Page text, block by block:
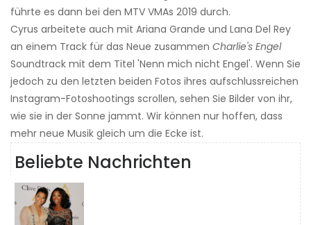
führte es dann bei den MTV VMAs 2019 durch.
Cyrus arbeitete auch mit Ariana Grande und Lana Del Rey
an einem Track für das Neue zusammen Charlie's Engel
Soundtrack mit dem Titel 'Nenn mich nicht Engel'. Wenn Sie
jedoch zu den letzten beiden Fotos ihres aufschlussreichen
Instagram-Fotoshootings scrollen, sehen Sie Bilder von ihr,
wie sie in der Sonne jammt. Wir können nur hoffen, dass
mehr neue Musik gleich um die Ecke ist.
Beliebte Nachrichten